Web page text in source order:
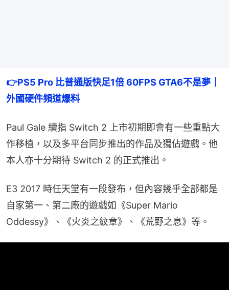
👉PS5 Pro 比普通版快足1倍 60FPS GTA6不是夢｜
外國硬件頻道爆料
Paul Gale 續指 Switch 2 上市初期即會有一些重點大
作移植，以及多平台同步推出的作品及獨佔遊戲。他
本人亦十分期待 Switch 2 的正式推出。
E3 2017 時任天堂有一段發布，但內容幾乎全部都是
自家第一、第二廠的遊戲如《Super Mario
Oddessy》、《火炎之紋章》、《荒野之息》等。